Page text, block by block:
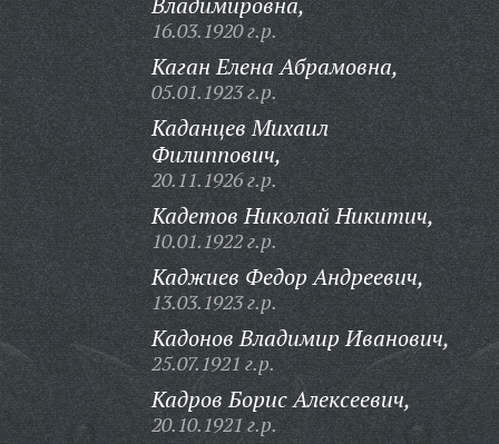
16.03.1920 г.р.
Каган Елена Абрамовна,
05.01.1923 г.р.
Каданцев Михаил
Филиппович,
20.11.1926 г.р.
Кадетов Николай Никитич,
10.01.1922 г.р.
Каджиев Федор Андреевич,
13.03.1923 г.р.
Кадонов Владимир Иванович,
25.07.1921 г.р.
Кадров Борис Алексеевич,
20.10.1921 г.р.